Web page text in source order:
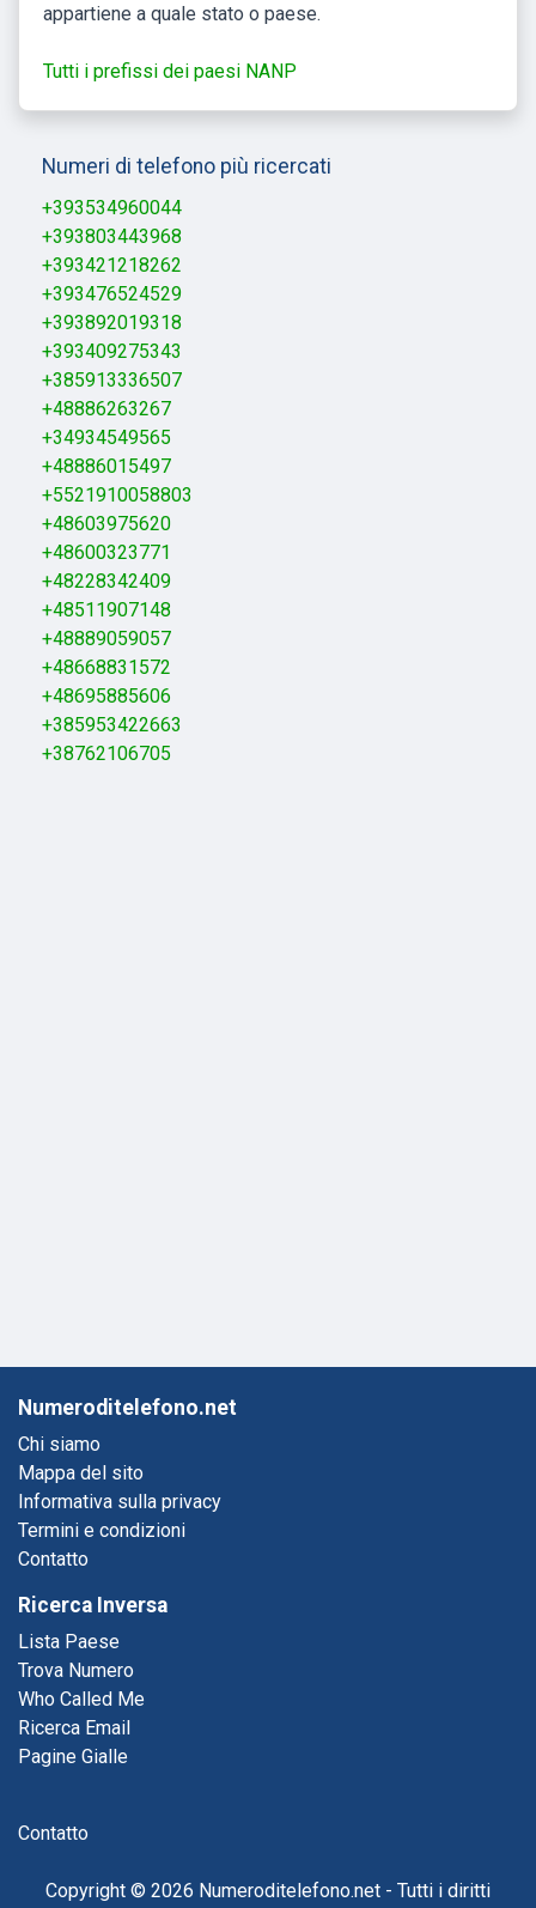
appartiene a quale stato o paese.
Tutti i prefissi dei paesi NANP
Numeri di telefono più ricercati
+393534960044
+393803443968
+393421218262
+393476524529
+393892019318
+393409275343
+385913336507
+48886263267
+34934549565
+48886015497
+5521910058803
+48603975620
+48600323771
+48228342409
+48511907148
+48889059057
+48668831572
+48695885606
+385953422663
+38762106705
Rifiuta Accetta
Numeroditelefono.net
Chi siamo
Mappa del sito
Informativa sulla privacy
Termini e condizioni
Contatto
Ricerca Inversa
Lista Paese
Trova Numero
Who Called Me
Ricerca Email
Pagine Gialle
Contatto
Copyright © 2026 Numeroditelefono.net - Tutti i diritti